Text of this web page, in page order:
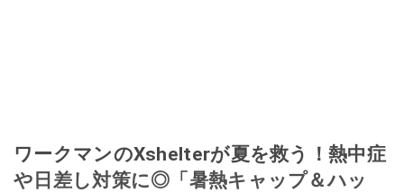
ワークマンのXshelterが夏を救う！熱中症
や日差し対策に◎「暑熱キャップ＆ハッ